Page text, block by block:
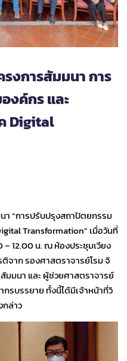
งการสัมมนา การ
งค์กร และ
Digital
า “การปรับปรุงสถาปัตยกรรม
Transformation” เมื่อวันที่
– 12.00 น. ณ ห้องประชุมเวียง
จาก รองศาสตราจารย์โรม จิ
มมนา และ ผู้ช่วยศาสตราจารย์
รบรรยาย ทั้งนี้ได้มีเจ้าหน้าที่วิ
กล่าว